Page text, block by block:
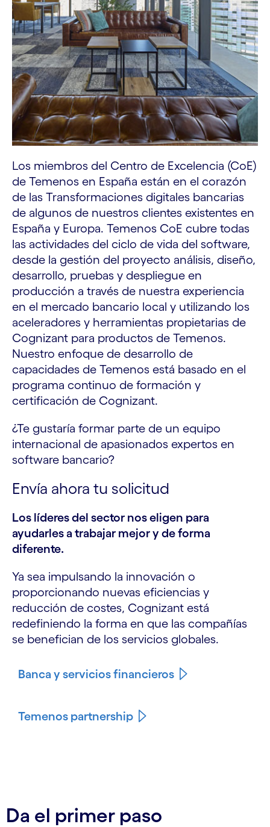
Los miembros del Centro de Excelencia (CoE)
de Temenos en España están en el corazón
de las Transformaciones digitales bancarias
de algunos de nuestros clientes existentes en
España y Europa. Temenos CoE cubre todas
las actividades del ciclo de vida del software,
desde la gestión del proyecto análisis, diseño,
desarrollo, pruebas y despliegue en
producción a través de nuestra experiencia
en el mercado bancario local y utilizando los
aceleradores y herramientas propietarias de
Cognizant para productos de Temenos.
Nuestro enfoque de desarrollo de
capacidades de Temenos está basado en el
programa continuo de formación y
certificación de Cognizant.
¿Te gustaría formar parte de un equipo
internacional de apasionados expertos en
software bancario?
Envía ahora tu solicitud
Los líderes del sector nos eligen para
ayudarles a trabajar mejor y de forma
diferente.
Ya sea impulsando la innovación o
proporcionando nuevas eficiencias y
reducción de costes, Cognizant está
redefiniendo la forma en que las compañías
se benefician de los servicios globales.
Banca y servicios financieros
Temenos partnership
Da el primer paso